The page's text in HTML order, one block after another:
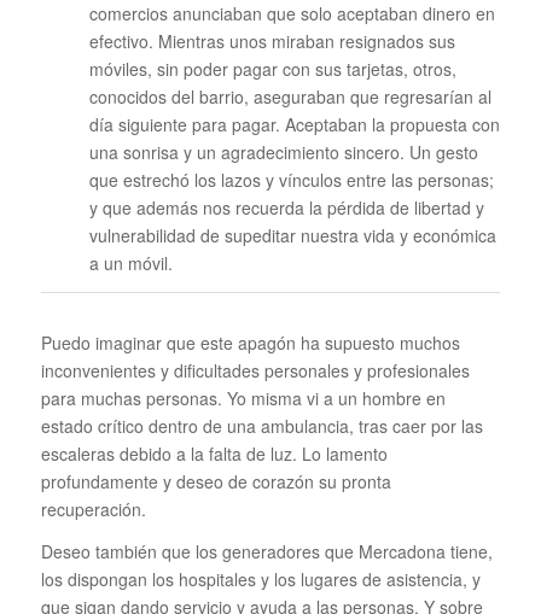
comercios anunciaban que solo aceptaban dinero en
efectivo. Mientras unos miraban resignados sus
móviles, sin poder pagar con sus tarjetas, otros,
conocidos del barrio, aseguraban que regresarían al
día siguiente para pagar. Aceptaban la propuesta con
una sonrisa y un agradecimiento sincero. Un gesto
que estrechó los lazos y vínculos entre las personas;
y que además nos recuerda la pérdida de libertad y
vulnerabilidad de supeditar nuestra vida y económica
a un móvil.
Puedo imaginar que este apagón ha supuesto muchos
inconvenientes y dificultades personales y profesionales
para muchas personas. Yo misma vi a un hombre en
estado crítico dentro de una ambulancia, tras caer por las
escaleras debido a la falta de luz. Lo lamento
profundamente y deseo de corazón su pronta
recuperación.
Deseo también que los generadores que Mercadona tiene,
los dispongan los hospitales y los lugares de asistencia, y
que sigan dando servicio y ayuda a las personas. Y sobre